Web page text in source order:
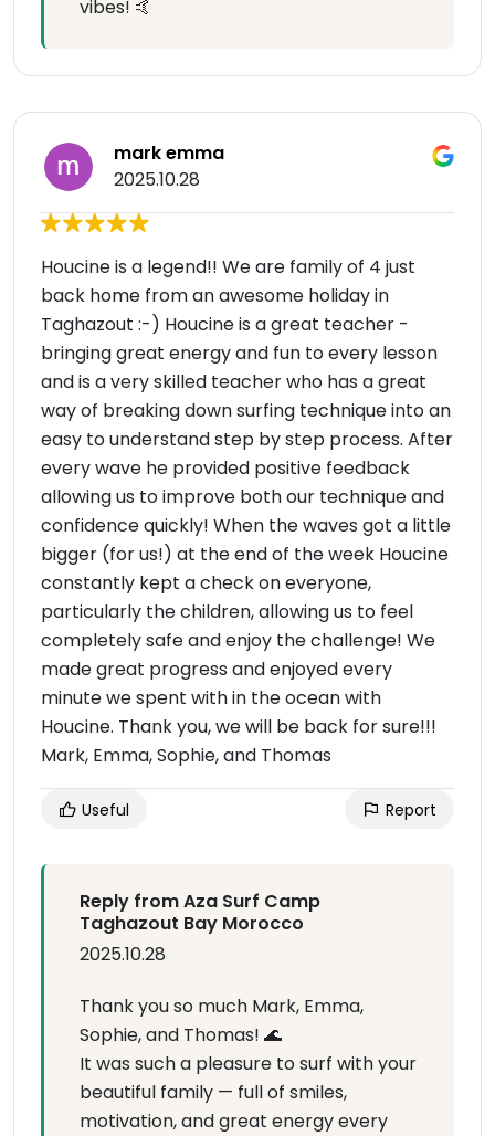
vibes! 🤙
mark emma
2025.10.28
Houcine is a legend!! We are family of 4 just
back home from an awesome holiday in
Taghazout :-) Houcine is a great teacher -
bringing great energy and fun to every lesson
and is a very skilled teacher who has a great
way of breaking down surfing technique into an
easy to understand step by step process. After
every wave he provided positive feedback
allowing us to improve both our technique and
confidence quickly! When the waves got a little
bigger (for us!) at the end of the week Houcine
constantly kept a check on everyone,
particularly the children, allowing us to feel
completely safe and enjoy the challenge! We
made great progress and enjoyed every
minute we spent with in the ocean with
Houcine. Thank you, we will be back for sure!!!
Mark, Emma, Sophie, and Thomas
Useful Report
Reply from Aza Surf Camp
Taghazout Bay Morocco
2025.10.28
Thank you so much Mark, Emma,
Sophie, and Thomas! 🌊
It was such a pleasure to surf with your
beautiful family — full of smiles,
motivation, and great energy every